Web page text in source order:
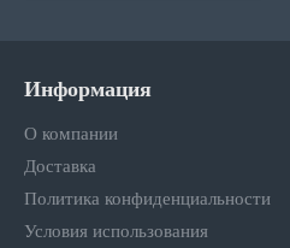
Информация
О компании
Доставка
Политика конфиденциальности
Условия использования